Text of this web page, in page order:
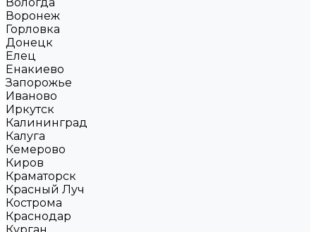
Воронеж
Горловка
Донецк
Елец
Енакиево
Запорожье
Иваново
Иркутск
Калининград
Калуга
Кемерово
Киров
Краматорск
Красный Луч
Кострома
Краснодар